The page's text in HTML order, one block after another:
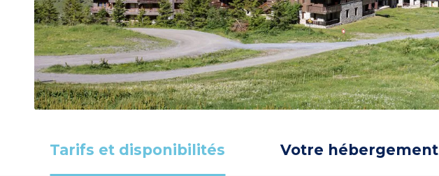
Tarifs et disponibilités Votre hébergement